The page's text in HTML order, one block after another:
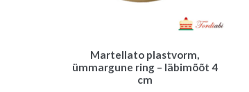
Martellato plastvorm,
ümmargune ring – läbimõõt 4
cm